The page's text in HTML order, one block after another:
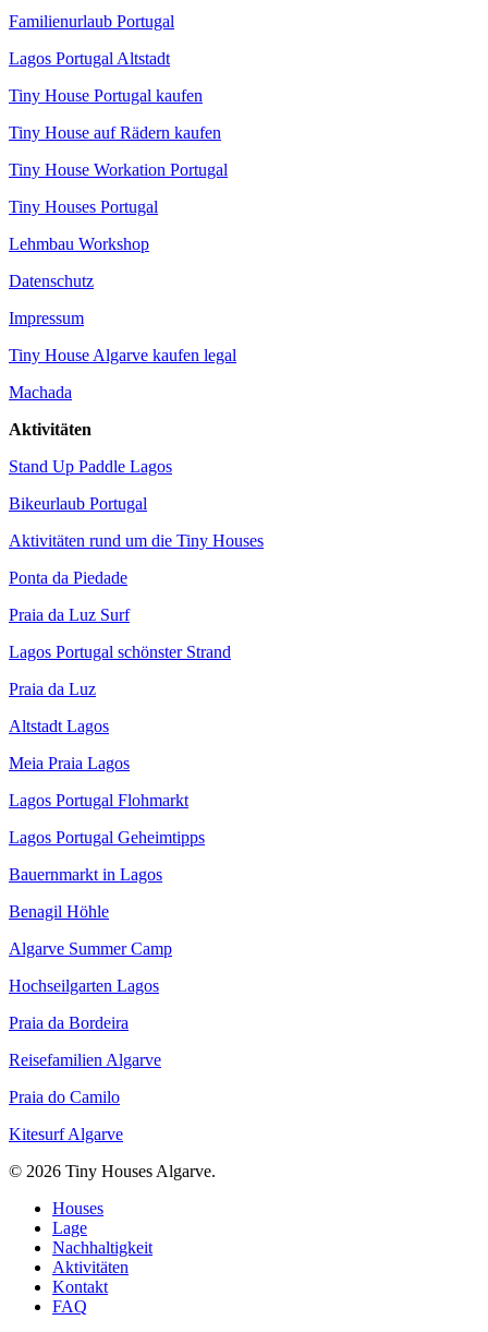
Familienurlaub Portugal
Lagos Portugal Altstadt
Tiny House Portugal kaufen
Tiny House auf Rädern kaufen
Tiny House Workation Portugal
Tiny Houses Portugal
Lehmbau Workshop
Datenschutz
Impressum
Tiny House Algarve kaufen legal
Machada
Aktivitäten
Stand Up Paddle Lagos
Bikeurlaub Portugal
Aktivitäten rund um die Tiny Houses
Ponta da Piedade
Praia da Luz Surf
Lagos Portugal schönster Strand
Praia da Luz
Altstadt Lagos
Meia Praia Lagos
Lagos Portugal Flohmarkt
Lagos Portugal Geheimtipps
Bauernmarkt in Lagos
Benagil Höhle
Algarve Summer Camp
Hochseilgarten Lagos
Praia da Bordeira
Reisefamilien Algarve
Praia do Camilo
Kitesurf Algarve
© 2026 Tiny Houses Algarve.
Close
Menu
Houses
Lage
Nachhaltigkeit
Aktivitäten
Kontakt
FAQ